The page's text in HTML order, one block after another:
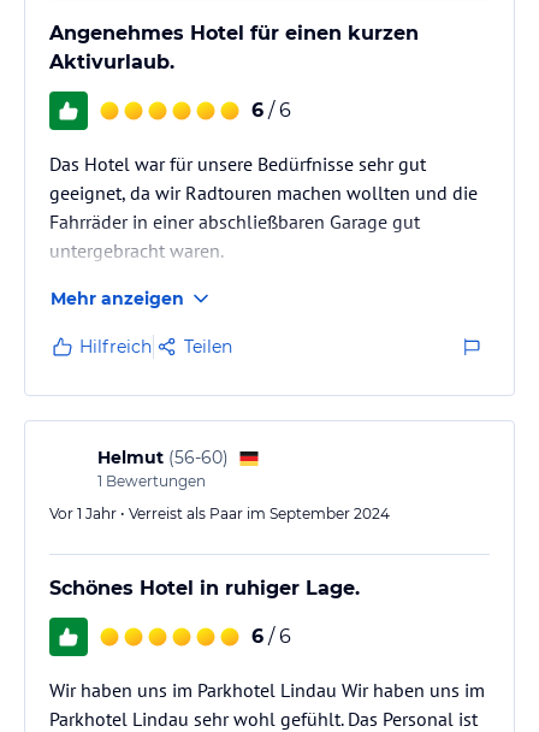
Angenehmes Hotel für einen kurzen
Aktivurlaub.
6 / 6
Das Hotel war für unsere Bedürfnisse sehr gut
geeignet, da wir Radtouren machen wollten und die
Fahrräder in einer abschließbaren Garage gut
untergebracht waren.
Mehr anzeigen
Hilfreich Teilen
Helmut (56-60)
1 Bewertungen
Vor 1 Jahr • Verreist als Paar im September 2024
Schönes Hotel in ruhiger Lage.
6 / 6
Wir haben uns im Parkhotel Lindau Wir haben uns im
Parkhotel Lindau sehr wohl gefühlt. Das Personal ist